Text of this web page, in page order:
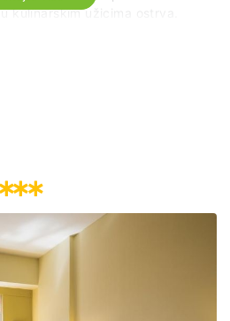
kulinarskim užicima ostrva.
delfina ako uvjeti to